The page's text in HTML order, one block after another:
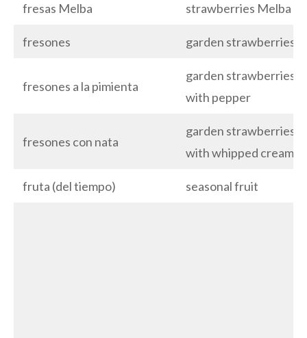
fresas Melba strawberries Melba
fresones garden strawberries
fresones a la pimienta
garden strawberries
with pepper
fresones con nata
garden strawberries
with whipped cream
fruta (del tiempo) seasonal fruit